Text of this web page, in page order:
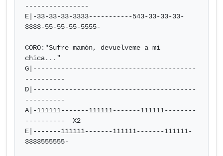
----------------
E|-33-33-33-3333-----------543-33-33-33-
3333-55-55-55-5555-
CORO:"Sufre mamón, devuelveme a mi
chica..."
G|-----------------------------------------
----------
D|-----------------------------------------
----------
A|-111111-------111111-------111111--------
----------  X2
E|-------111111-------111111-------111111-
3333555555-